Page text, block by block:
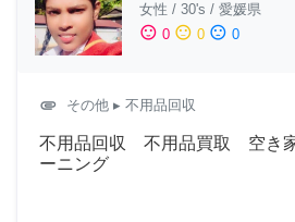
女性 / 30's / 愛媛県
sentiment_satisfied 0 sentiment_neutral 0 sentiment_dissatisfied 0
attachment その他 ▸ 不用品回収
不用品回収 不用品買取 空き
ーニング